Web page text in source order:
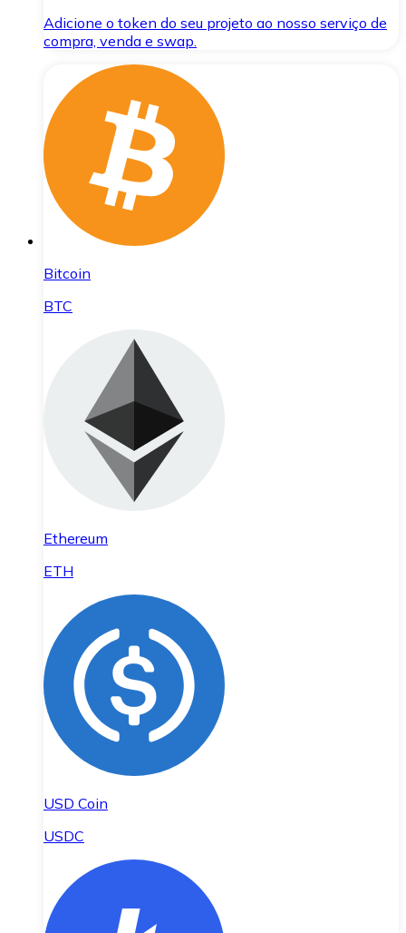
Adicione o token do seu projeto ao nosso serviço de
compra, venda e swap.
Bitcoin
BTC
Ethereum
ETH
USD Coin
USDC